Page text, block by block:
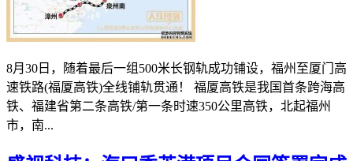
8月30日，随着最后一组500米长钢轨成功铺设，福州至厦门高
速铁路(福厦高铁)全线铺轨贯通！ 福厦高铁是我国首条跨海高
铁、福建省第二条高铁/第一条时速350公里高铁，北起福州
市，南...